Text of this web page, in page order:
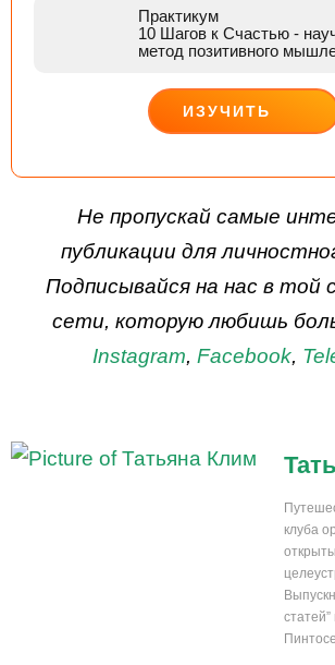
Практикум
10 Шагов к Счастью -
метод позитивного
ИЗУЧИТЬ
Не пропускай самые
публикации для
Подписывайся на нас в той
сети, которую любишь
Instagram, Facebook,
клуба
статей”